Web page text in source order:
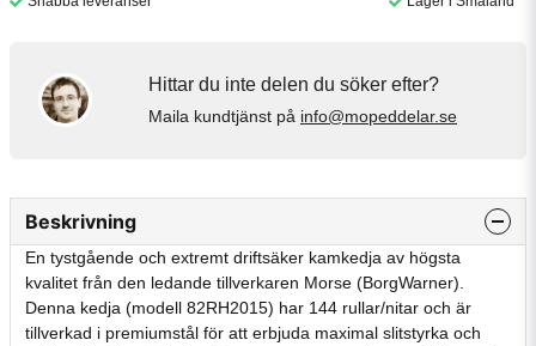
Hittar du inte delen du söker efter?
Maila kundtjänst på info@mopeddelar.se
Beskrivning
En tystgående och extremt driftsäker kamkedja av högsta
kvalitet från den ledande tillverkaren Morse (BorgWarner).
Denna kedja (modell 82RH2015) har 144 rullar/nitar och är
tillverkad i premiumstål för att erbjuda maximal slitstyrka och